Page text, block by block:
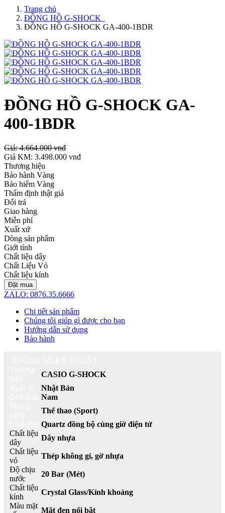
Trang chủ
ĐỒNG HỒ G-SHOCK
ĐỒNG HỒ G-SHOCK GA-400-1BDR
ĐỒNG HỒ G-SHOCK GA-
400-1BDR
Giá:4.664.000 vnđ
Giá KM: 3.498.000 vnđ
Thương hiệu
Bảo hành Vàng
Bảo hiểm Vàng
Thẩm định thật giả
Đổi trả
Giao hàng
Miễn phí
Xuất xứ
Dòng sản phẩm
Giới tính
Chất liệu dây
Chất Liệu Vỏ
Chất liệu kính
Đặt mua
ZALO: 0876.35.6666
Chi tiết sản phẩm
Chúng tôi giúp gì được cho bạn
Hướng dẫn sử dụng
Bảo hành
CASIO G-SHOCK
Nhật Bản
Nam
Thể thao (Sport)
Quartz đồng bộ cùng giờ điện tử
Chất liệu
dây
Dây nhựa
Chất liệu
vỏ
Thép không gỉ, gờ nhựa
Độ chịu
nước
20 Bar (Mét)
Chất liệu
kính
Crystal Glass/Kính khoáng
Màu mặt
Mặt đen nổi bật